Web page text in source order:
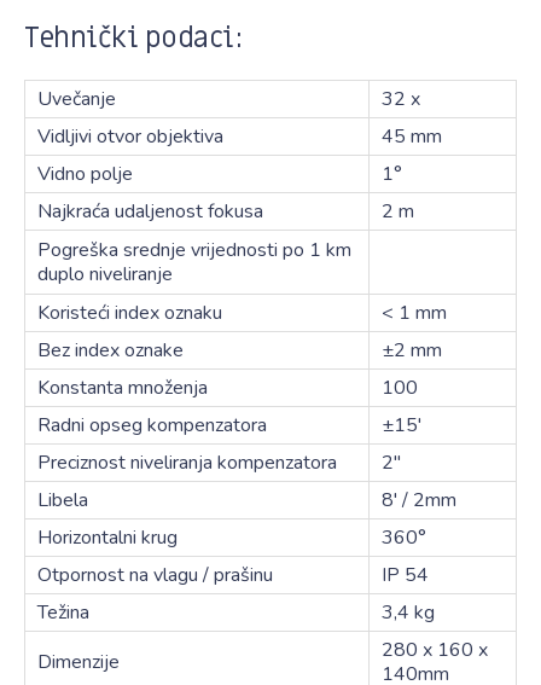
Tehnički podaci:
Uvečanje
32 x
Vidljivi otvor objektiva
45 mm
Vidno polje
1°
Najkraća udaljenost fokusa
2 m
Pogreška srednje vrijednosti po 1 km
duplo niveliranje
Koristeći index oznaku
< 1 mm
Bez index oznake
±2 mm
Konstanta množenja
100
Radni opseg kompenzatora
±15'
Preciznost niveliranja kompenzatora
2''
Libela
8' / 2mm
Horizontalni krug
360°
Otpornost na vlagu / prašinu
IP 54
Težina
3,4 kg
Dimenzije
280 x 160 x
140mm